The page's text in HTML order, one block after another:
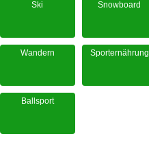
Ski Snowboard
Wandern Sporternährung
Ballsport